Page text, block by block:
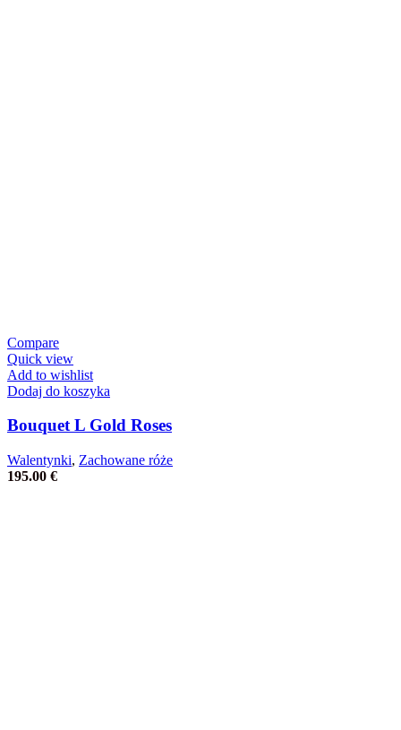
Compare
Quick view
Add to wishlist
Dodaj do koszyka
Bouquet L Gold Roses
Walentynki, Zachowane róże
195.00 €